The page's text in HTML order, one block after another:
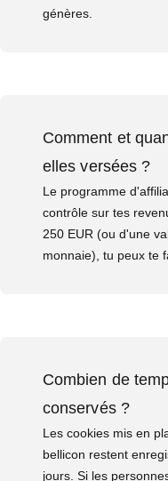
génères.
Comment et
elles versées ?
Le programme
contrôle sur tes
250 EUR (ou d'une
monnaie), tu peux te
Combien de
conservés ?
Les cookies mis en
bellicon restent
jours. Si les